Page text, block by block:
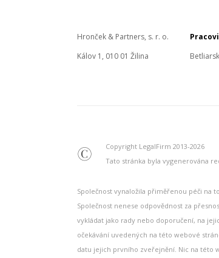
Hronček & Partners, s. r. o.
Kálov 1, 010 01 Žilina
©
Copyright LegalFirm 2013-2026
Tato stránka byla vygenerována
Společnost vynaložila přiměřenou péči na
Společnost nenese odpovědnost za
vykládat jako rady nebo doporučení, na
očekávání uvedených na této webové
datu jejich prvního zveřejnění. Nic na této